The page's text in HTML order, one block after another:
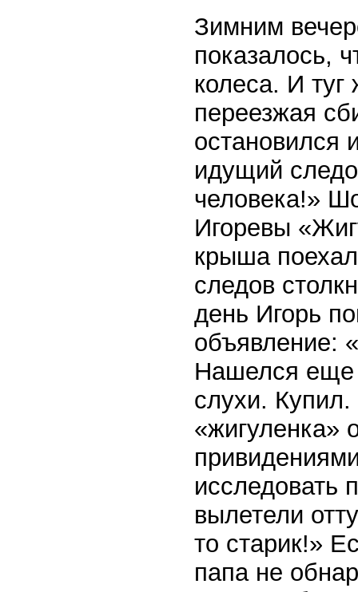
Зимним
показалось,
колеса. И
переезжая
остановился
идущий
человека!»
Игоревы
крыша
следов
день Игорь
объявление:
Нашелся еще
слухи.
«жигуленка»
исследовать
вылетели
то старик!»
папа не